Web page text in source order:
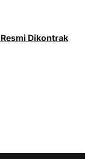
Dikontrak